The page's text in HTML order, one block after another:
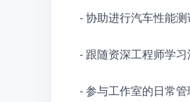
- 协助进行汽车性能
- 跟随资深工程师学
- 参与工作室的日常